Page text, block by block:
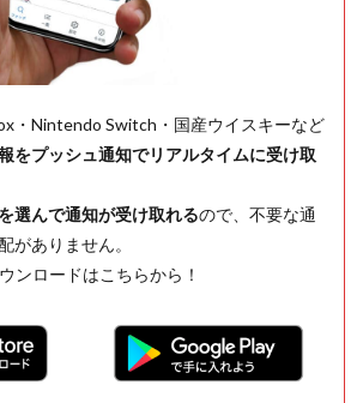
・Nintendo Switch・国産ウイスキーなど
をプッシュ通知でリアルタイムに受け取
選んで通知が受け取れるので、不要な通
がありません。
ンロードはこちらから！